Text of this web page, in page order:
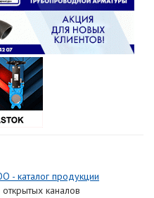
- каталог продукции
каналов